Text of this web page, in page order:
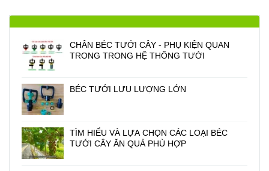
CHÂN BÉC TƯỚI CÂY - PHỤ KIỆN QUAN
TRONG TRONG HỆ THỐNG TƯỚI
BÉC TƯỚI LƯU LƯỢNG LỚN
TÌM HIỂU VÀ LỰA CHỌN CÁC LOẠI BÉC
TƯỚI CÂY ĂN QUẢ PHÙ HỢP